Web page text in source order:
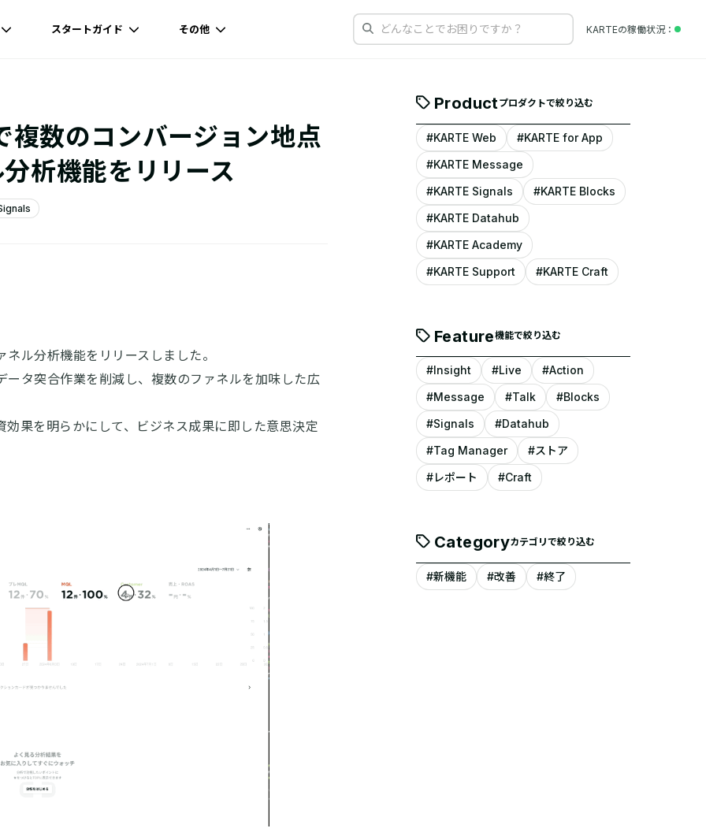
スタートガイド その他 どんなことでお困りですか？ KARTEの稼働状況
数のコンバージョン地点
析機能をリリース
ル分析機能をリリースしました。
タ突合作業を削減し、複数のファネルを加味した広
果を明らかにして、ビジネス成果に即した意思決定
Product プロダクトで絞り込む
#KARTE Web
#KARTE for App
#KARTE Message
#KARTE Signals
#KARTE Blocks
#KARTE Datahub
#KARTE Academy
#KARTE Support
#KARTE Craft
Feature機能で絞り込む
#Insight #Live
#Action
#Message
#Talk
#Blocks
#Signals
#Datahub
#Tag Manager
#ストア
#レポート
#Craft
Categoryカテゴリで絞り込む
#新機能 #改善 #終了